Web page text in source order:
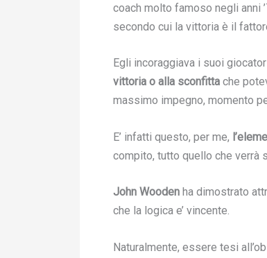
coach molto famoso negli anni
secondo cui la vittoria è il
Egli incoraggiava i suoi
vittoria o alla sconfittache
massimo impegno, momento
E’ infatti questo, per me,
compito, tutto quello che verrà
John Woodenha dimostrato
che la logica e’ vincente.
Naturalmente, essere tesi